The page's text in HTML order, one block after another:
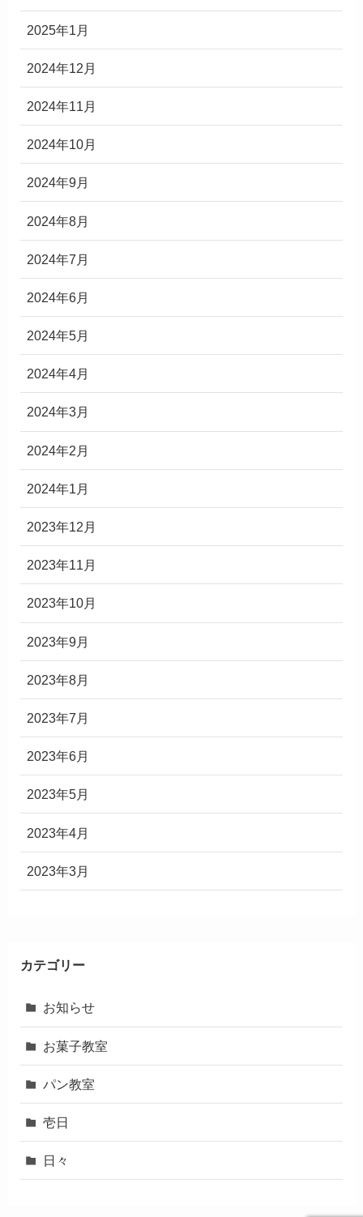
2025年1月
2024年12月
2024年11月
2024年10月
2024年9月
2024年8月
2024年7月
2024年6月
2024年5月
2024年4月
2024年3月
2024年2月
2024年1月
2023年12月
2023年11月
2023年10月
2023年9月
2023年8月
2023年7月
2023年6月
2023年5月
2023年4月
2023年3月
カテゴリー
お知らせ
お菓子教室
パン教室
壱日
日々